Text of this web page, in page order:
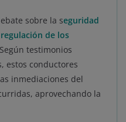
sobre la seguridad
de los
testimonios
estos conductores
inmediaciones del
aprovechando la